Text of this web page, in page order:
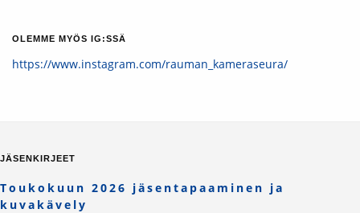
OLEMME MYÖS IG:SSÄ
https://www.instagram.com/rauman_kameraseura/
JÄSENKIRJEET
Toukokuun 2026 jäsentapaaminen ja
kuvakävely